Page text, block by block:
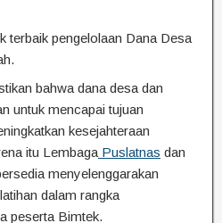
terbaik pengelolaan Dana Desa
bahwa dana desa dan
untuk mencapai tujuan
kesejahteraan
itu Lembaga Puslatnas dan
menyelenggarakan
dalam rangka
peserta Bimtek.